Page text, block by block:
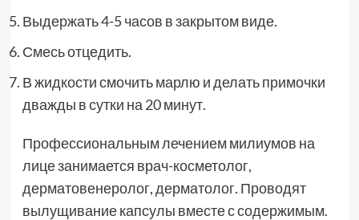
Выдержать 4-5 часов в закрытом виде.
Смесь отцедить.
В жидкости смочить марлю и делать примочки
дважды в сутки на 20 минут.
Профессиональным лечением милиумов на
лице занимается врач-косметолог,
дерматовенеролог, дерматолог. Проводят
вылущивание капсулы вместе с содержимым.